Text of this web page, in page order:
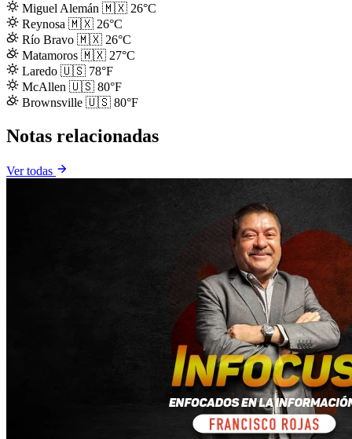
Miguel Alemán 🇲🇽 26°C
Reynosa 🇲🇽 26°C
Río Bravo 🇲🇽 26°C
Matamoros 🇲🇽 27°C
Laredo 🇺🇸 78°F
McAllen 🇺🇸 80°F
Brownsville 🇺🇸 80°F
Notas relacionadas
Ver todas